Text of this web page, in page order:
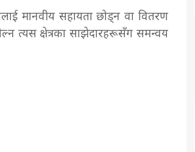
मानवीय सहायता छोड्न वा वितरण
त्यस क्षेत्रका साझेदारहरूसँग समन्वय